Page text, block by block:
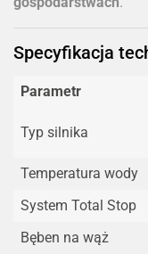
Specyfikacja
Parametr
Typ silnika
Temperatura wody
System Total Stop
Bęben na wąż